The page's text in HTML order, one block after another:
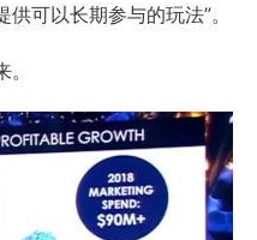
可以长期参与的玩法”。